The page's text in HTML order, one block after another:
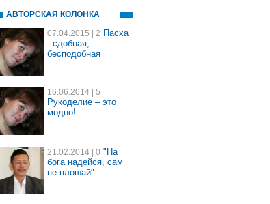
АВТОРСКАЯ КОЛОНКА
07.04.2015 | 2 Пасха
- сдобная,
бесподобная
16.06.2014 | 5
Рукоделие – это
модно!
21.02.2014 | 0 "На
бога надейся, сам
не плошай"